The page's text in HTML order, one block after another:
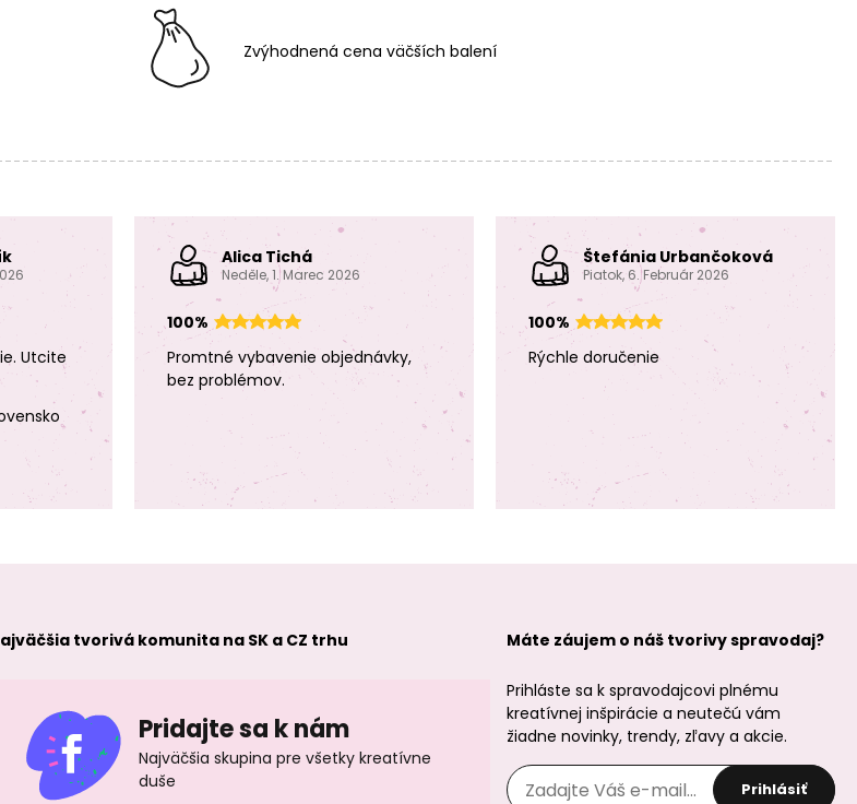
Manumi
Macramé šnúra
5mm tmavosivé
odlesky
Macramé šnúra
3mm zelená
Manumi
Macramé šnúra
5mm tmavo
Manumi
Macramé šnúra
5mm pastelová
Zvýhodnená cena väčších balení
Utcite
Alica Tichá
Neděle, 1. Marec 2026
100%
Promtné vybavenie objednávky,
bez problémov.
Štefánia Urbančoková
Piatok, 6. Február 2026
100%
Rýchle doručenie
tvorivá komunita na SK a CZ trhu
Pridajte sa k nám
Najväčšia skupina pre všetky kreatívne
duše
Máte záujem o náš tvorivy spravodaj?
Prihláste sa k spravodajcovi plnému
kreatívnej inšpirácie a neutečú vám
žiadne novinky, trendy, zľavy a akcie.
Prihlásiť